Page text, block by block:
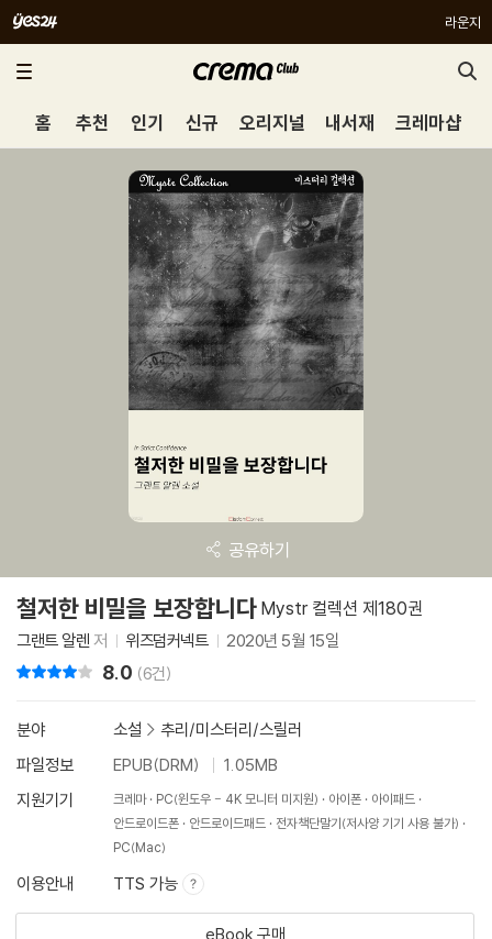
라운지
홈 추천 인기 신규 오리지널 내서재 크레마샵
공유하기
철저한 비밀을 보장합니다 Mystr 컬렉션 제180권
그랜트 알렌 저 위즈덤커넥트 2020년 5월 15일
8.0 (6건)
분야 소설 > 추리/미스터리/스릴러
파일정보
EPUB(DRM)
1.05MB
지원기기
크레마 PC(윈도우 - 4K 모니터 미지원) 아이폰
아이패드
안드로이드폰
안드로이드패드
전자책단말기(저사양 기기 사용 불가)
PC(Mac)
이용안내 TTS 가능
eBook 구매